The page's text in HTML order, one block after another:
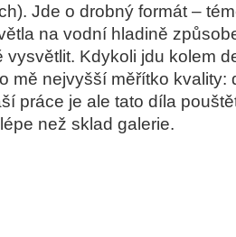
Jde o drobný formát –
na vodní hladině
vysvětlit. Kdykoli jdu kolem
mě nejvyšší měřítko kvality:
práce je ale tato díla
než sklad galerie.